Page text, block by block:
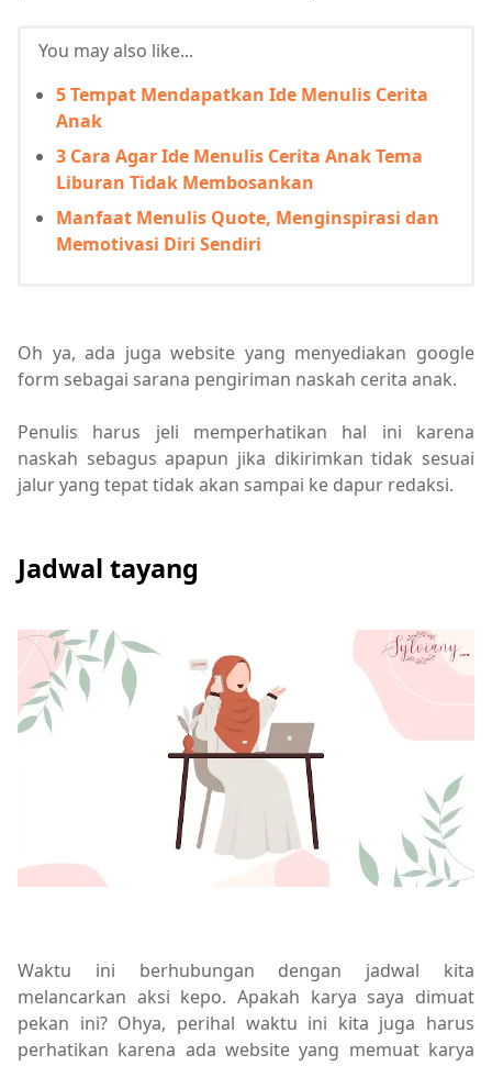
You may also like...
5 Tempat Mendapatkan Ide Menulis Cerita
Anak
3 Cara Agar Ide Menulis Cerita Anak Tema
Liburan Tidak Membosankan
Manfaat Menulis Quote, Menginspirasi dan
Memotivasi Diri Sendiri
Oh ya, ada juga website yang menyediakan google
form sebagai sarana pengiriman naskah cerita anak.
Penulis harus jeli memperhatikan hal ini karena
naskah sebagus apapun jika dikirimkan tidak sesuai
jalur yang tepat tidak akan sampai ke dapur redaksi.
Jadwal tayang
Waktu ini berhubungan dengan jadwal kita
melancarkan aksi kepo. Apakah karya saya dimuat
pekan ini? Ohya, perihal waktu ini kita juga harus
perhatikan karena ada website yang memuat karya